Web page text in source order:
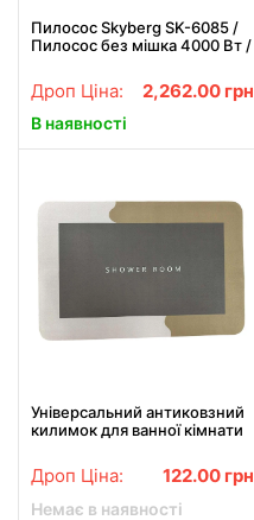
Пилосос Skyberg SK-6085 /
Пилосос без мішка 4000 Вт /
Дроп Ціна: 2,262.00 грн
В наявності
Універсальний антиковзний
килимок для ванної кімнати
коричневий
Дроп Ціна: 122.00 грн
Немає в наявності